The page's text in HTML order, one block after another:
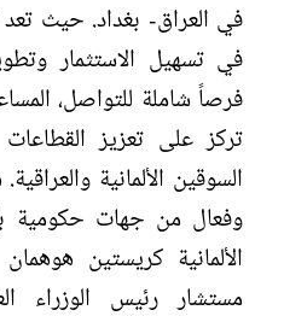
في العراق- بغداد. حيث
في تسهيل الاستثمار
فرصاً شاملة للتواصل،
تركز على تعزيز
السوقين الألمانية
وفعال من جهات حكومية
الألمانية كريستين
مستشار رئيس الوزراء